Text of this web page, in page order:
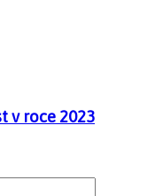
v roce 2023